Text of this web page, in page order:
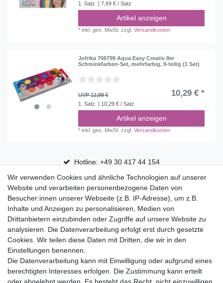
1 Satz | 7,69 € / Satz
Artikel anzeigen
*inkl. ges. MwSt. zzgl.Versandkosten
Jofrika 708799 Aqua Easy Creativ 8er
Schminkfarben-Set, mehrfarbig, 9-teilig (1 Set)
UVP 12,99 € 10,29 € *
1 Satz | 10,29 € / Satz
Artikel anzeigen
*inkl. ges. MwSt. zzgl.Versandkosten
Hotline: +49 30 417 44 154
30 Tage Rückgaberecht
Versandfrei ab 75 € in Deutschland
Top Marken
Eduplay
Folia Bringmann
Shop
Wir verwenden Cookies und ähnliche Technologien auf unserer
Website und verarbeiten personenbezogene Daten von
Besucher:innen unserer Webseite (z.B. IP-Adresse), um z.B.
Inhalte und Anzeigen zu personalisieren, Medien von
Drittanbietern einzubinden oder Zugriffe auf unsere Website zu
analysieren. Die Datenverarbeitung erfolgt erst durch gesetzte
Cookies. Wir teilen diese Daten mit Dritten, die wir in den
Einstellungen benennen.
Die Datenverarbeitung kann mit Einwilligung oder aufgrund eines
berechtigten Interesses erfolgen. Die Zustimmung kann erteilt